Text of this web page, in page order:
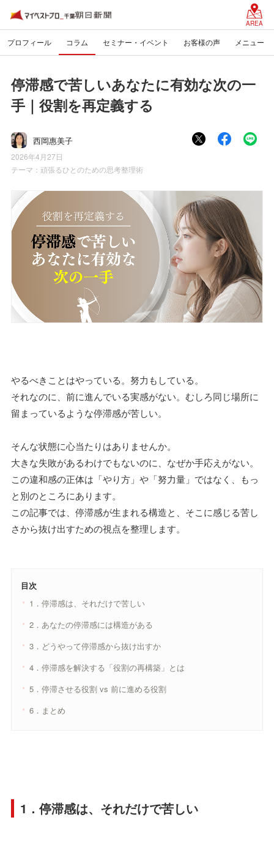
AREA
プロフィール コラム セミナー・イベント お客様の声 メニュー
停滞感で苦しいあなたに有効な次の一
手｜役割を再定義する
西岡惠美子
2026年4月27日
テーマ： 頑張るひとのための思考整理術
やるべきことはやっている。努力もしている。
それなのに、前に進んでいる実感がない。むしろ同じ場所に
留まっているような停滞感が苦しい。
そんな状態に心当たりはありませんか。
大きな失敗があるわけでもないのに、なぜか手応えがない。
この違和感の正体は「やり方」や「努力量」ではなく、もっ
と別のところにあります。
この記事では、停滞感が生まれる構造と、そこに感じる苦し
さから抜け出すための視点を整理します。
目次
1．停滞感は、それだけで苦しい
2．あなたの停滞感には構造がある
3．どうやって停滞感から抜け出すか
4．停滞感を解決する「役割の再構築」とは
5．停滞させる役割 vs 前に進める役割
6．まとめ
1．停滞感は、それだけで苦しい